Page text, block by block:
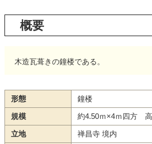
概要
木造瓦葺きの鐘楼である。
形態 鐘楼
規模 約4.50ｍ×4ｍ四方
立地 禅昌寺 境内